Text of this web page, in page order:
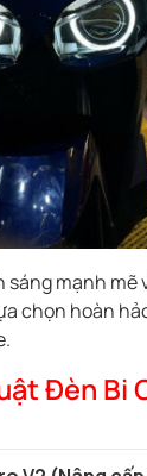
mạnh mẽ
chọn hoàn
Đèn Bi